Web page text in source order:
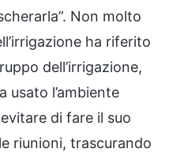
Non molto
ha riferito
dell’irrigazione,
usato l’ambiente
di fare il suo
riunioni, trascurando